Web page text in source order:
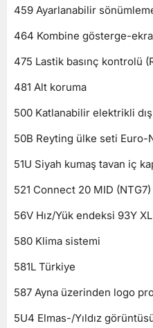
459 Ayarlanabilir
464 Kombine gösterge-
475 Lastik basınç kontrolü
481 Alt koruma
500 Katlanabilir elektrikli
50B Reyting ülke seti Euro-
51U Siyah kumaş tavan iç
521 Connect 20 MID (NTG7)
56V Hız/Yük endeksi 93Y
580 Klima sistemi
581L Türkiye
587 Ayna üzerinden logo
5U4 Elmas-/Yıldız